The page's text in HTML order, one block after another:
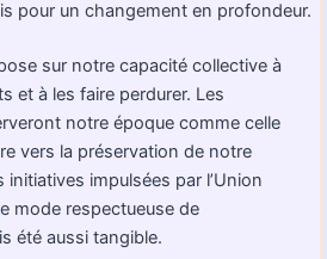
pour un changement en profondeur.
sur notre capacité collective à
et à les faire perdurer. Les
notre époque comme celle
vers la préservation de notre
initiatives impulsées par l’Union
mode respectueuse de
été aussi tangible.